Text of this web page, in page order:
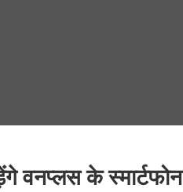
वनप्लस के स्मार्टफोन